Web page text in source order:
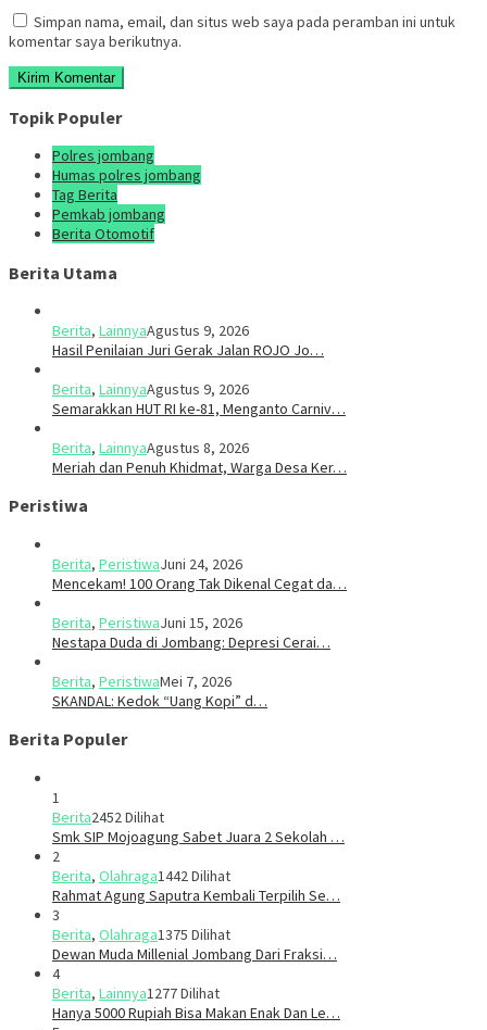
Simpan nama, email, dan situs web saya pada peramban ini untuk
komentar saya berikutnya.
Topik Populer
Polres jombang
Humas polres jombang
Tag Berita
Pemkab jombang
Berita Otomotif
Berita Utama
Berita, LainnyaAgustus 9, 2026
Hasil Penilaian Juri Gerak Jalan ROJO Jo…
Berita, LainnyaAgustus 9, 2026
Semarakkan HUT RI ke-81, Menganto Carniv…
Berita, LainnyaAgustus 8, 2026
Meriah dan Penuh Khidmat, Warga Desa Ker…
Peristiwa
Berita, PeristiwaJuni 24, 2026
Mencekam! 100 Orang Tak Dikenal Cegat da…
Berita, PeristiwaJuni 15, 2026
​​Nestapa Duda di Jombang: Depresi Cerai…
Berita, PeristiwaMei 7, 2026
SKANDAL: Kedok “Uang Kopi” d…
Berita Populer
1
Berita2452 Dilihat
Smk SIP Mojoagung Sabet Juara 2 Sekolah …
2
Berita, Olahraga1442 Dilihat
Rahmat Agung Saputra Kembali Terpilih Se…
3
Berita, Olahraga1375 Dilihat
Dewan Muda Millenial Jombang Dari Fraksi…
4
Berita, Lainnya1277 Dilihat
Hanya 5000 Rupiah Bisa Makan Enak Dan Le…